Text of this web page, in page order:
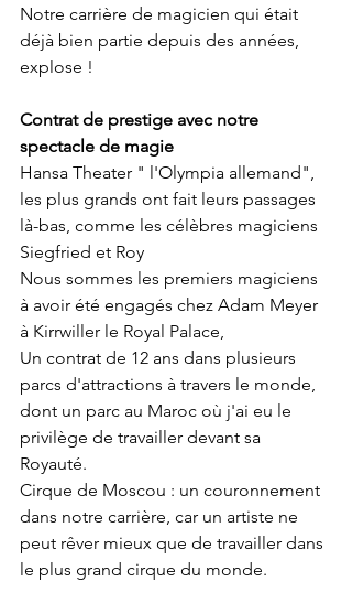
Notre carrière de magicien qui était
déjà bien partie depuis des années,
explose !
Contrat de prestige avec notre
spectacle de magie
Hansa Theater " l'Olympia allemand",
les plus grands ont fait leurs passages
là-bas, comme les célèbres magiciens
Siegfried et Roy
Nous sommes les premiers magiciens
à avoir été engagés chez Adam Meyer
à Kirrwiller le Royal Palace,
Un contrat de 12 ans dans plusieurs
parcs d'attractions à travers le monde,
dont un parc au Maroc où j'ai eu le
privilège de travailler devant sa
Royauté.
Cirque de Moscou : un couronnement
dans notre carrière, car un artiste ne
peut rêver mieux que de travailler dans
le plus grand cirque du monde.